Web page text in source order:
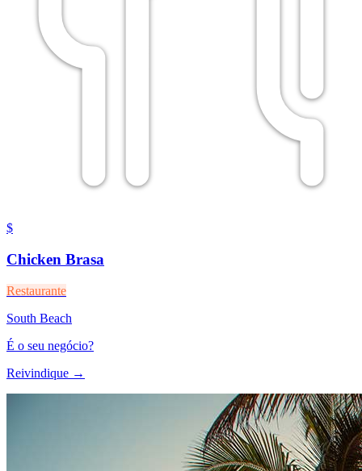
$
Chicken Brasa
Restaurante
South Beach
É o seu negócio?
Reivindique →